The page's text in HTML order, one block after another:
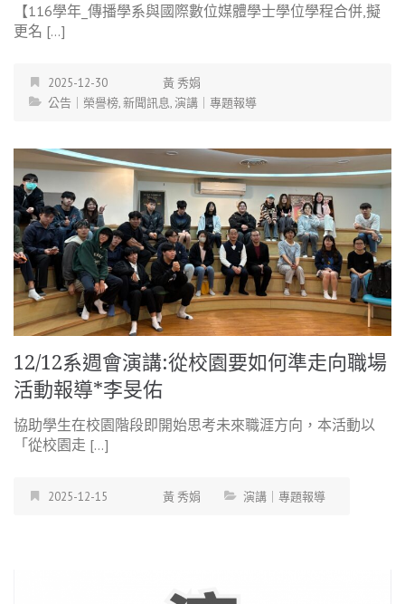
【116學年_傳播學系與國際數位媒體學士學位學程合併,擬
更名 […]
2025-12-30
黃 秀娟
公告｜榮譽榜,新聞訊息,演講｜專題報導
12/12系週會演講:從校園要如何準走向職場
活動報導*李旻佑
協助學生在校園階段即開始思考未來職涯方向，本活動以
「從校園走 […]
2025-12-15 黃 秀娟 演講｜專題報導